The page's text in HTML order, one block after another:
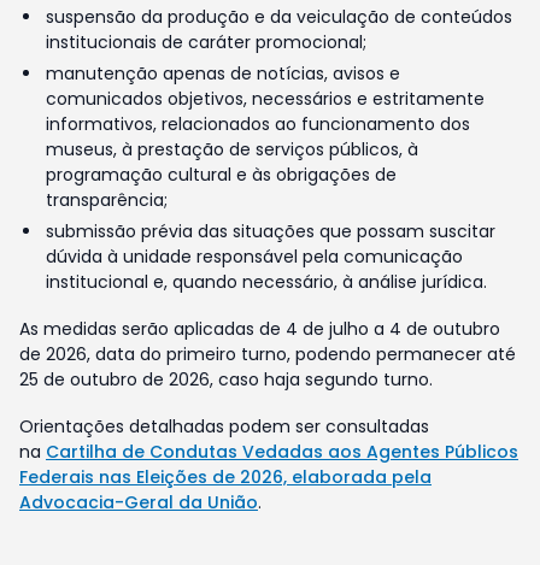
suspensão da produção e da veiculação de conteúdos
institucionais de caráter promocional;
manutenção apenas de notícias, avisos e
comunicados objetivos, necessários e estritamente
informativos, relacionados ao funcionamento dos
museus, à prestação de serviços públicos, à
programação cultural e às obrigações de
transparência;
submissão prévia das situações que possam suscitar
dúvida à unidade responsável pela comunicação
institucional e, quando necessário, à análise jurídica.
As medidas serão aplicadas de 4 de julho a 4 de outubro
de 2026, data do primeiro turno, podendo permanecer até
25 de outubro de 2026, caso haja segundo turno.
Orientações detalhadas podem ser consultadas
na Cartilha de Condutas Vedadas aos Agentes Públicos
Federais nas Eleições de 2026, elaborada pela
Advocacia-Geral da União.